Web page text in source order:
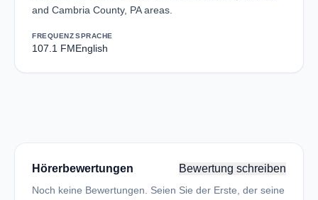
and Cambria County, PA areas.
FREQUENZ
107.1 FM
SPRACHE
English
Hörerbewertungen Bewertung schreiben
Noch keine Bewertungen. Seien Sie der Erste, der seine